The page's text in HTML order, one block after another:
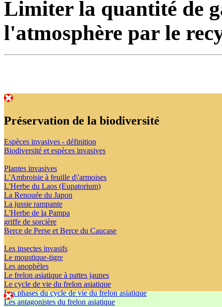
Limiter la quantité de
l'atmosphère par le
Préservation de la biodiversité
Espèces invasives - définition
Biodiversité et espèces invasives
Plantes invasives
L'Ambroisie à feuille d\'armoises
L'Herbe du Laos (Eupatorium)
La Renouée du Japon
La jussie rampante
L'Herbe de la Pampa
griffe de sorcière
Berce de Perse et Berce du Caucase
Les insectes invasifs
Le moustique-tigre
Les anophèles
Le frelon asiatique à pattes jaunes
Le cycle de vie du frelon asiatique
Les phases du cycle de vie du frelon asiatique
Les antagonistes du frelon asiatique